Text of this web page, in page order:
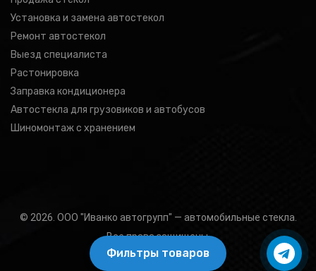
Подбор товара
Фильтры товаров
Установка и замена автостекол
Ремонт автостекол
Выезд специалиста
Растонировка
Заправка кондиционера
Автостекла для грузовиков и автобусов
Шиномонтаж с хранением
© 2026. ООО "Иванко автогрупп" — автомобильные стекла.
Все права защищены.